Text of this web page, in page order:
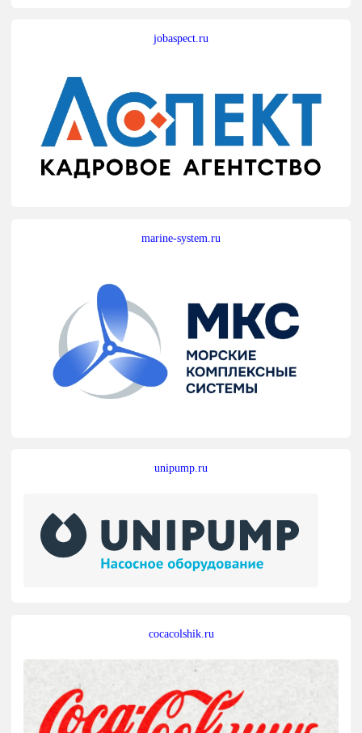
jobaspect.ru
marine-system.ru
unipump.ru
cocacolshik.ru